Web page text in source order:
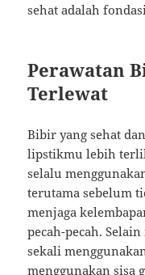
sehat adalah
Perawatan
Terlewat
Bibir yang sehat
lipstikmu lebih
selalu
terutama sebelum
menjaga
pecah-pecah.
sekali
menggunakan sisa